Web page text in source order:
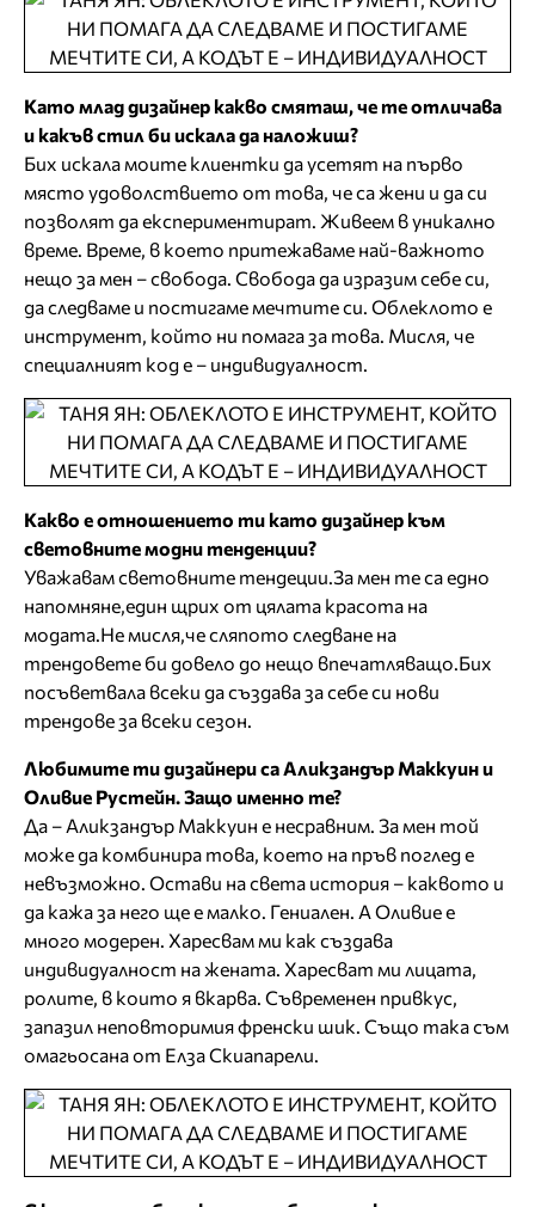
Като млад дизайнер какво смяташ, че те отличава
и какъв стил би искала да наложиш?
Бих искала моите клиентки да усетят на първо
място удоволствието от това, че са жени и да си
позволят да експериментират. Живеем в уникално
време. Време, в което притежаваме най-важното
нещо за мен – свобода. Свобода да изразим себе си,
да следваме и постигаме мечтите си. Облеклото е
инструмент, който ни помага за това. Мисля, че
специалният код е – индивидуалност.
Какво е отношението ти като дизайнер към
световните модни тенденции?
Уважавам световните тендеции.За мен те са едно
напомняне,един щрих от цялата красота на
модата.Не мисля,че сляпото следване на
трендовете би довело до нещо впечатляващо.Бих
посъветвала всеки да създава за себе си нови
трендове за всеки сезон.
Любимите ти дизайнери са Аликзандър Маккуин и
Оливие Рустейн. Защо именно те?
Да – Аликзандър Маккуин е несравним. За мен той
може да комбинира това, което на пръв поглед е
невъзможно. Остави на света история – каквото и
да кажа за него ще е малко. Гениален. А Оливие е
много модерен. Харесвам ми как създава
индивидуалност на жената. Харесват ми лицата,
ролите, в които я вкарва. Съвременен привкус,
запазил неповторимия френски шик. Също така съм
омагьосана от Елза Скиапарели.